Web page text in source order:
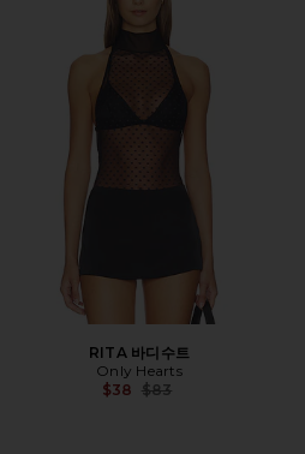
RITA 바디수트
Only Hearts
$38 Previous price:
$83